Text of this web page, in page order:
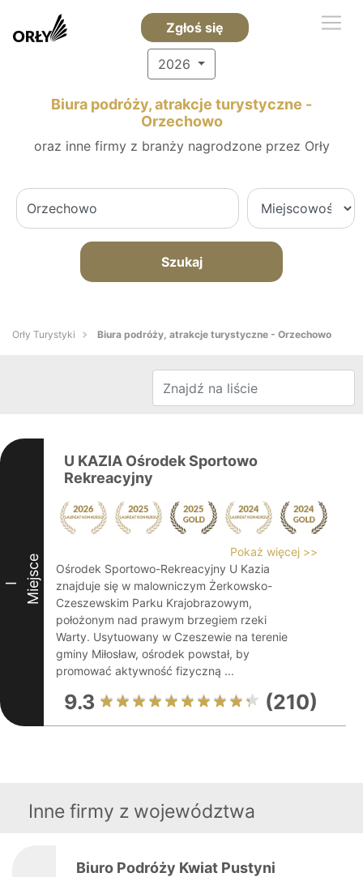
Zgłoś się
2026
Biura podróży, atrakcje turystyczne -
Orzechowo
oraz inne firmy z branży nagrodzone przez Orły
Szukaj
Orły Turystyki Biura podróży, atrakcje turystyczne - Orzechowo
I Miejsce
U KAZIA Ośrodek Sportowo
Rekreacyjny
Pokaż więcej >>
Ośrodek Sportowo-Rekreacyjny U Kazia
znajduje się w malowniczym Żerkowsko-
Czeszewskim Parku Krajobrazowym,
położonym nad prawym brzegiem rzeki
Warty. Usytuowany w Czeszewie na terenie
gminy Miłosław, ośrodek powstał, by
promować aktywność fizyczną ...
9.3 (210)
Inne firmy z województwa
Biuro Podróży Kwiat Pustyni